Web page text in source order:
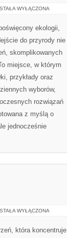
WYŁĄCZONA
ekologii,
do przyrody nie
skomplikowanych
miejsce, w którym
przykłady oraz
wyborów,
rozwiązań
z myślą o
jednocześnie
WYŁĄCZONA
która koncentruje